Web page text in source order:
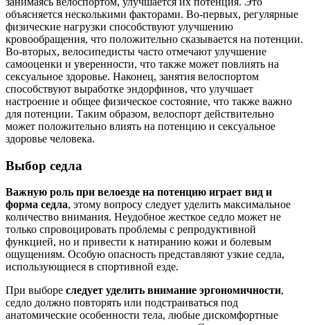
объясняется несколькими факторами. Во-первых, регулярные
физические нагрузки способствуют улучшению
кровообращения, что положительно сказывается на потенции.
Во-вторых, велосипедисты часто отмечают улучшение
самооценки и уверенности, что также может повлиять на
сексуальное здоровье. Наконец, занятия велоспортом
способствуют выработке эндорфинов, что улучшает
настроение и общее физическое состояние, что также важно
для потенции. Таким образом, велоспорт действительно
может положительно влиять на потенцию и сексуальное
здоровье человека.
Выбор седла
Важную роль при велоезде на потенцию играет вид и
форма седла, этому вопросу следует уделить максимальное
количество внимания. Неудобное жесткое седло может не
только спровоцировать проблемы с репродуктивной
функцией, но и привести к натиранию кожи и болевым
ощущениям. Особую опасность представляют узкие седла,
использующиеся в спортивной езде.
При выборе следует уделить внимание эргономичности,
седло должно повторять или подстраиваться под
анатомические особенности тела, любые дискомфортные